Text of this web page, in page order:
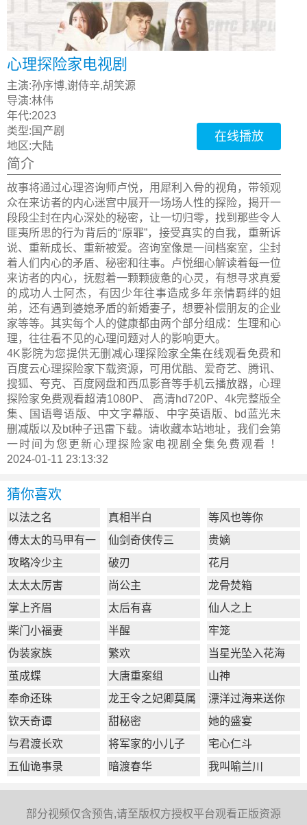
心理探险家电视剧
主演:孙序博,谢侍辛,胡笑源
导演:林伟
年代:2023
类型: 国产剧
地区:大陆
在线播放
简介
故事将通过心理咨询师卢悦，用犀利入骨的视角，带领观
众在来访者的内心迷宫中展开一场场人性的探险，揭开一
段段尘封在内心深处的秘密，让一切归零，找到那些令人
匪夷所思的行为背后的“原罪”，接受真实的自我，重新诉
说、重新成长、重新被爱。咨询室像是一间档案室，尘封
着人们内心的矛盾、秘密和往事。卢悦细心解读着每一位
来访者的内心，抚慰着一颗颗疲惫的心灵，有想寻求真爱
的成功人士阿杰，有因少年往事造成多年亲情羁绊的姐
弟，还有遇到婆媳矛盾的新婚妻子，想要补偿朋友的企业
家等等。其实每个人的健康都由两个部分组成：生理和心
理，往往看不见的心理问题对人的影响更大。
4K影院为您提供无删减心理探险家全集在线观看免费和
百度云心理探险家下载资源，可用优酷、爱奇艺、腾讯、
搜狐、夸克、百度网盘和西瓜影音等手机云播放器，心理
探险家免费观看超清1080P、 高清hd720P、4k完整版全
集、国语粤语版、中文字幕版、中字英语版、bd蓝光未
删减版以及bt种子迅雷下载。请收藏本站地址，我们会第
一时间为您更新心理探险家电视剧全集 免费观看 ！
2024-01-11 23:13:32
猜你喜欢
以法之名 真相半白
等风也等你
傅太太的马甲有一
点多
仙剑奇侠传三
贵嫡
攻略冷少主
破刃
花月
太太太厉害
尚公主
龙骨焚箱
掌上齐眉
太后有喜
仙人之上
柴门小福妻
半醒
牢笼
伪装家族
繁欢
当星光坠入花海
茧成蝶
大唐重案组
山神
奉命还珠
龙王令之妃卿莫属
漂洋过海来送你
钦天奇谭
甜秘密
她的盛宴
与君渡长欢
将军家的小儿子
宅心仁斗
五仙诡事录
暗渡春华 我叫喻兰川
部分视频仅含预告,请至版权方授权平台观看正版资源